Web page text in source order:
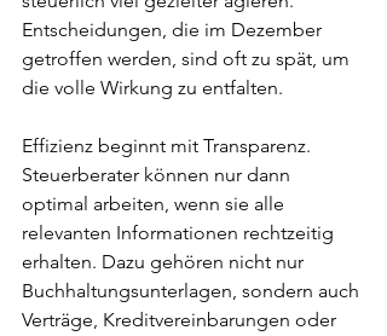
Entscheidungen, die im Dezember
getroffen werden, sind oft zu spät, um
die volle Wirkung zu entfalten.
Effizienz beginnt mit Transparenz.
Steuerberater können nur dann
optimal arbeiten, wenn sie alle
relevanten Informationen rechtzeitig
erhalten. Dazu gehören nicht nur
Buchhaltungsunterlagen, sondern auch
Verträge, Kreditvereinbarungen oder